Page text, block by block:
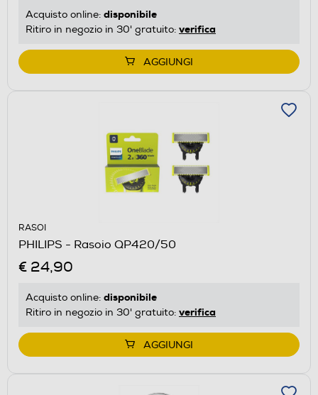
Acquisto online: disponibile
Ritiro in negozio in 30' gratuito: verifica
AGGIUNGI
RASOI
PHILIPS - Rasoio QP420/50
€ 24,90
Acquisto online: disponibile
Ritiro in negozio in 30' gratuito: verifica
AGGIUNGI